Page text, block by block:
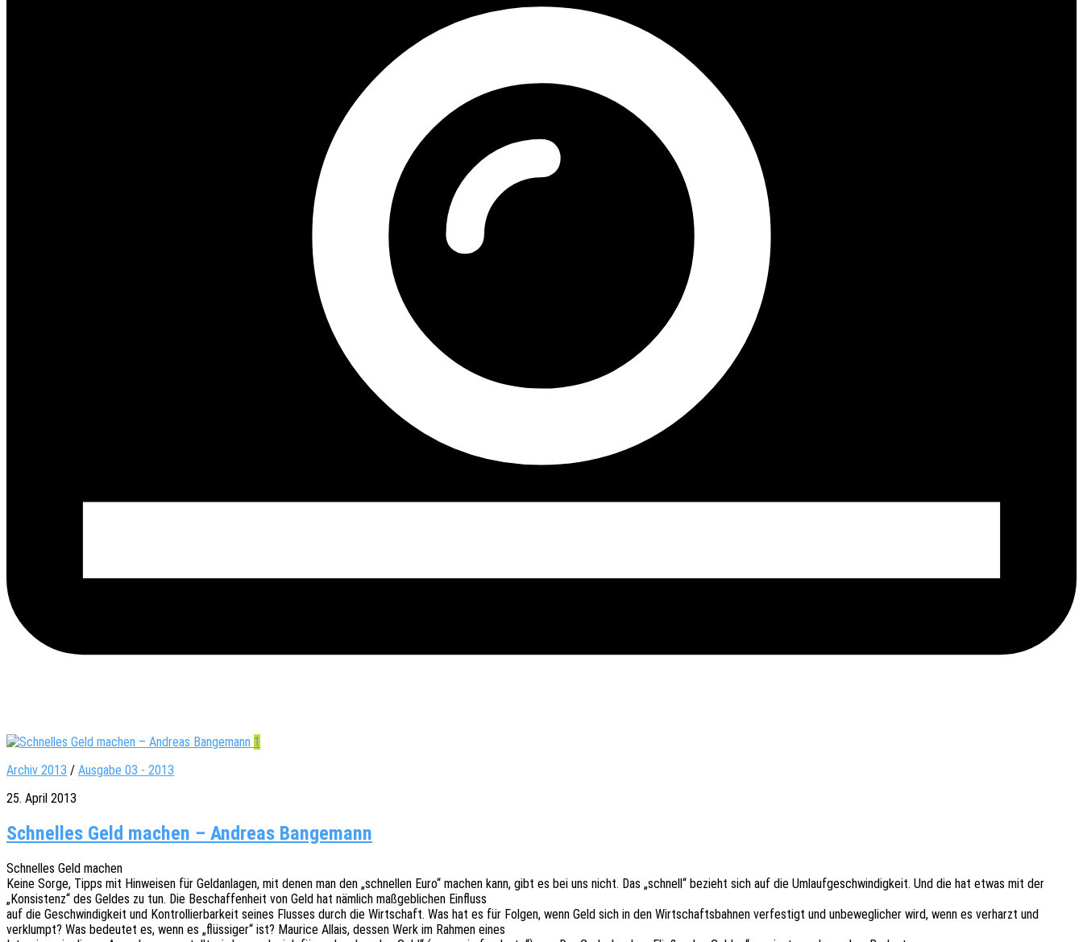
1
Archiv 2013 / Ausgabe 03 - 2013
25. April 2013
Schnelles Geld machen – Andreas Bangemann
Schnel­les Geld machen
Keine Sorge, Tipps mit Hinwei­sen für Geld­an­la­gen, mit denen man den „schnel­len Euro“ machen kann, gibt es bei uns nicht. Das „schnell“ bezieht sich auf die Umlauf­ge­schwin­dig­keit. Und die hat etwas mit der
„Konsis­tenz“ des Geldes zu tun. Die Beschaf­fen­heit von Geld hat nämlich maßgeb­li­chen Einfluss
auf die Geschwin­dig­keit und Kontrol­lier­bar­keit seines Flus­ses durch die Wirt­schaft. Was hat es für Folgen, wenn Geld sich in den Wirt­schafts­bah­nen verfes­tigt und unbe­weg­li­cher wird, wenn es verh­arzt und
verklumpt? Was bedeu­tet es, wenn es „flüs­si­ger“ ist? Maurice Allais, dessen Werk im Rahmen eines